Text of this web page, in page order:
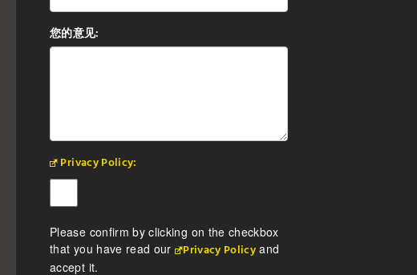
您的意见:
Privacy Policy:
Please confirm by clicking on the checkbox
that you have read our Privacy Policy and
accept it.